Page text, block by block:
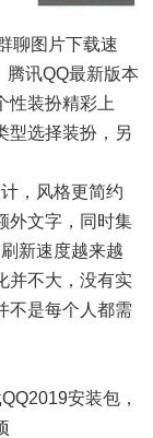
聊图片下载速
腾讯QQ最新版本
性装扮精彩上
型选择装扮，另
，风格更简约
外文字，同时集
新速度越来越
并不大，没有实
不是每个人都需
安装包，